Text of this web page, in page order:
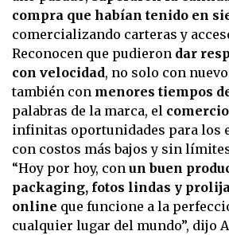
compra que habían tenido en
comercializando carteras y
Reconocen que pudieron dar
con velocidad, no solo con
también con menores tiempos
palabras de la marca, el
infinitas oportunidades para los
con costos más bajos y sin
“Hoy por hoy, con un buen
packaging, fotos lindas y
online que funcione a la
cualquier lugar del mundo”, dijo